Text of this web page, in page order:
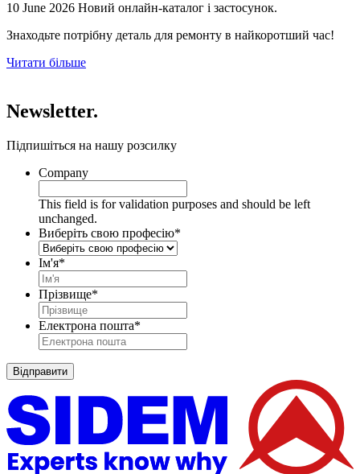
10 June 2026 Новий онлайн-каталог і застосунок.
Знаходьте потрібну деталь для ремонту в найкоротший час!
Читати більше
Newsletter.
Підпишіться на нашу розсилку
Company
This field is for validation purposes and should be left
unchanged.
Виберіть свою професію*
Ім'я*
Прізвище*
Електрона пошта*
Відправити